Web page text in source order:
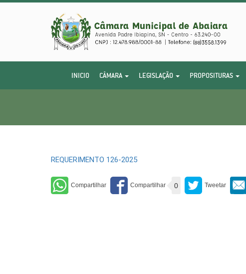
INICIO CÂMARA LEGISLAÇÃO PROPOSITURAS
REQUERIMENTO 126-2025
0